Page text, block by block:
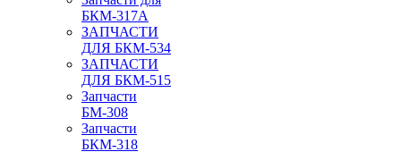
БКМ-317А
ЗАПЧАСТИ
ДЛЯ БКМ-534
ЗАПЧАСТИ
ДЛЯ БКМ-515
Запчасти
БМ-308
Запчасти
БКМ-318